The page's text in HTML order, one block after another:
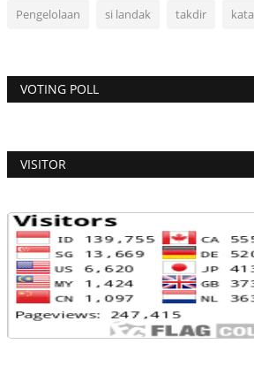
Pengelolaan si landak takdir kata
VOTING POLL
VISITOR